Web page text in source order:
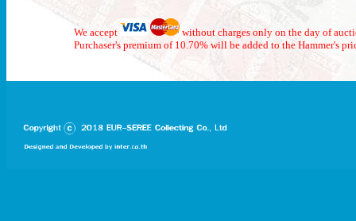
We accept
without charges only on the day of
Purchaser's premium of 10.70% will be added to the Hammer's